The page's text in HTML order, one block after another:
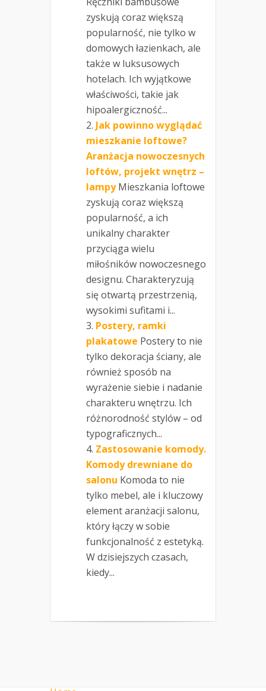
zyskują coraz większą
popularność, nie tylko w
domowych łazienkach, ale
także w luksusowych
hotelach. Ich wyjątkowe
właściwości, takie jak
hipoalergiczność...
Jak powinno wyglądać
mieszkanie loftowe?
Aranżacja nowoczesnych
loftów, projekt wnętrz –
lampy Mieszkania loftowe
zyskują coraz większą
popularność, a ich
unikalny charakter
przyciąga wielu
miłośników nowoczesnego
designu. Charakteryzują
się otwartą przestrzenią,
wysokimi sufitami i...
Postery, ramki
plakatowe Postery to nie
tylko dekoracja ściany, ale
również sposób na
wyrażenie siebie i nadanie
charakteru wnętrzu. Ich
różnorodność stylów – od
typograficznych...
Zastosowanie komody.
Komody drewniane do
salonu Komoda to nie
tylko mebel, ale i kluczowy
element aranżacji salonu,
który łączy w sobie
funkcjonalność z estetyką.
W dzisiejszych czasach,
kiedy...